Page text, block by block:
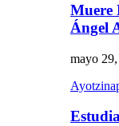
Muere
Ángel
mayo